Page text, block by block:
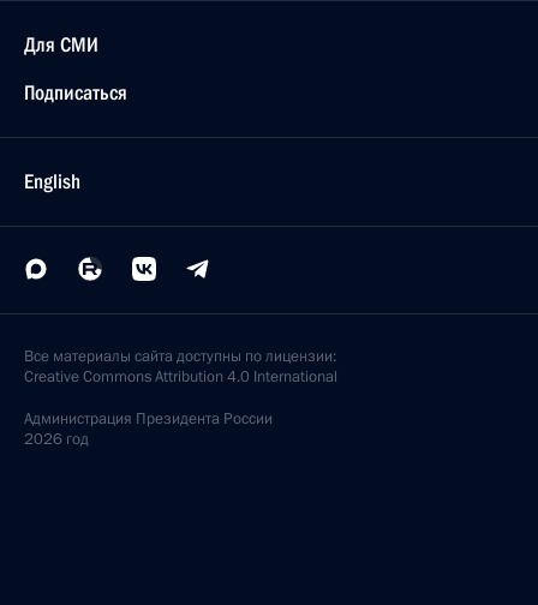
Для СМИ
Подписаться
English
Все материалы сайта доступны по лицензии:
Creative Commons Attribution 4.0 International
Администрация Президента России
2026 год